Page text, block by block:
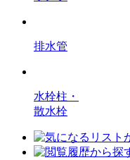
排水管
水栓柱・
散水栓